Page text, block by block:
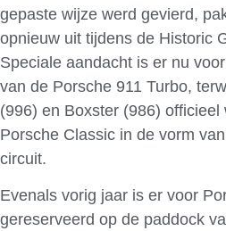
gepaste wijze werd gevierd,
opnieuw uit tijdens de Historic
Speciale aandacht is er nu
van de Porsche 911 Turbo,
(996) en Boxster (986)
Porsche Classic in de vorm
circuit.
Evenals vorig jaar is er voor
gereserveerd op de paddock